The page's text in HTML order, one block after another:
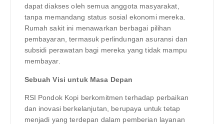
dapat diakses oleh semua anggota masyarakat,
tanpa memandang status sosial ekonomi mereka.
Rumah sakit ini menawarkan berbagai pilihan
pembayaran, termasuk perlindungan asuransi dan
subsidi perawatan bagi mereka yang tidak mampu
membayar.
Sebuah Visi untuk Masa Depan
RSI Pondok Kopi berkomitmen terhadap perbaikan
dan inovasi berkelanjutan, berupaya untuk tetap
menjadi yang terdepan dalam pemberian layanan